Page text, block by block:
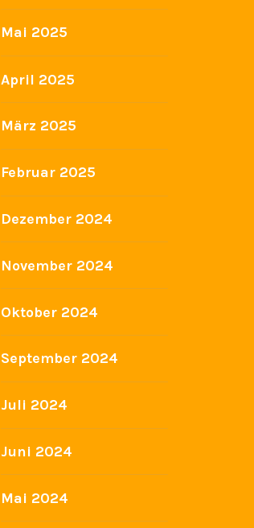
Mai 2025
April 2025
März 2025
Februar 2025
Dezember 2024
November 2024
Oktober 2024
September 2024
Juli 2024
Juni 2024
Mai 2024